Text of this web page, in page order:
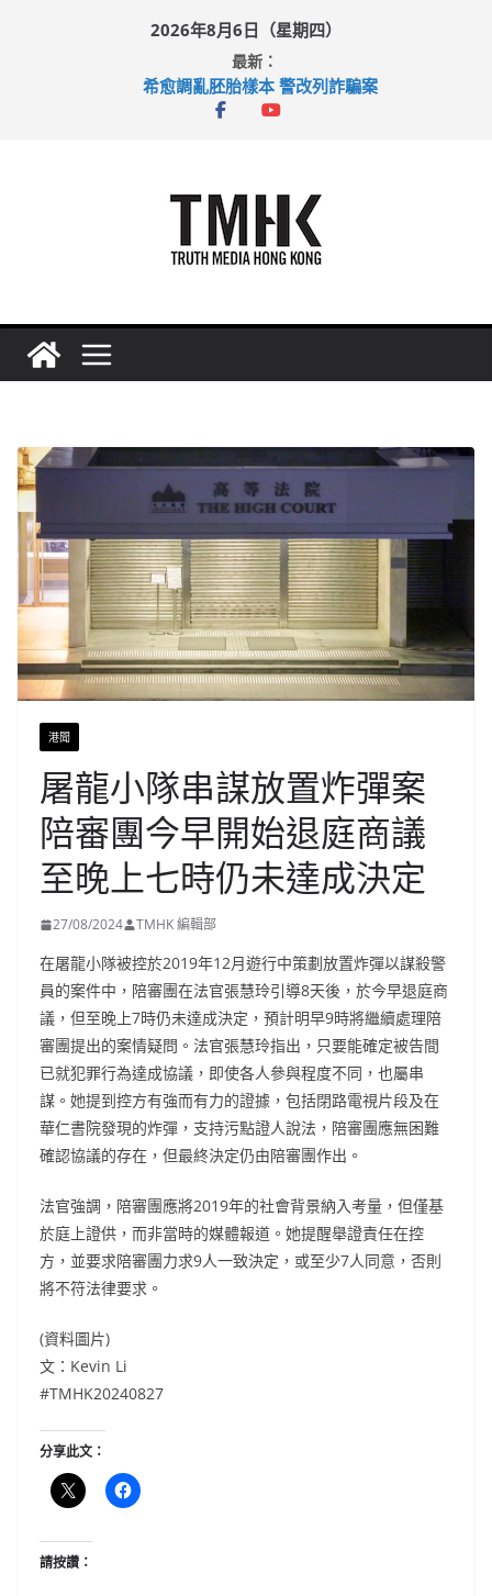
2026年8月6日（星期四）
最新：
希愈調亂胚胎樣本 警改列詐騙案
足球盛會次場激戰 祖雲達斯挫車路士
港聞
屠龍小隊串謀放置炸彈案
陪審團今早開始退庭商議
至晚上七時仍未達成決定
27/08/2024 TMHK 編輯部
在屠龍小隊被控於2019年12月遊行中策劃放置炸彈以謀殺警
員的案件中，陪審團在法官張慧玲引導8天後，於今早退庭商
議，但至晚上7時仍未達成決定，預計明早9時將繼續處理陪
審團提出的案情疑問。法官張慧玲指出，只要能確定被告間
已就犯罪行為達成協議，即使各人參與程度不同，也屬串
謀。她提到控方有強而有力的證據，包括閉路電視片段及在
華仁書院發現的炸彈，支持污點證人說法，陪審團應無困難
確認協議的存在，但最終決定仍由陪審團作出。
法官強調，陪審團應將2019年的社會背景納入考量，但僅基
於庭上證供，而非當時的媒體報道。她提醒舉證責任在控
方，並要求陪審團力求9人一致決定，或至少7人同意，否則
將不符法律要求。
(資料圖片)
文：Kevin Li
#TMHK20240827
分享此文：
請按讚：